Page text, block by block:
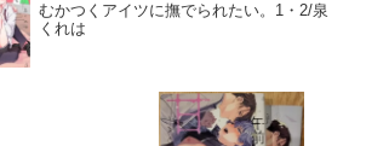
むかつくアイツに撫でられたい。1・2/泉
くれは